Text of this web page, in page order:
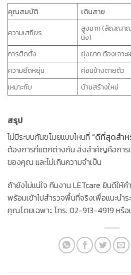
คุณสมบัติ เดินสาย
ความเสถียร
สูงมาก (สัญญา
นิ่ง)
การติดตั้ง
ยุ่งยาก ต้องเจาะ
ความยืดหยุ่น
ค่อนข้างตายตัว
เหมาะกับ
บ้านสร้างใหม่
สรุป
ไม่มีระบบกันขโมยแบบไหนที่ “ดีที่สุดสำ
ต้องการที่แตกต่างกัน สิ่งสำคัญคือการเ
ของคุณ และไม่เกินความจำเป็น
ถ้ายังไม่แน่ใจ ทีมงาน LETcare ยินดีให้
พร้อมเข้าไปสำรวจพื้นที่จริงเพื่อแนะนำ
คุณโดยเฉพาะ โทร: 02-913-4919 หรือ